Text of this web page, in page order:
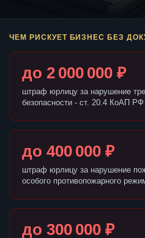
ЧЕМ РИСКУЕТ БИЗНЕС БЕЗ
до 2 000 000 ₽
штраф юрлицу за нарушение
безопасности - ст. 20.4 КоАП РФ
до 400 000 ₽
штраф юрлицу за нарушение
особого противопожарного
до 300 000 ₽